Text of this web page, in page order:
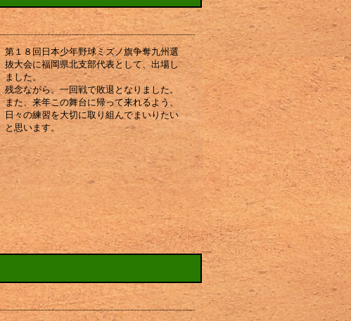
第１８回日本少年野球ミズノ旗争奪九州選
抜大会に福岡県北支部代表として、出場し
ました。
残念ながら、一回戦で敗退となりました。
また、来年この舞台に帰って来れるよう、
日々の練習を大切に取り組んでまいりたい
と思います。